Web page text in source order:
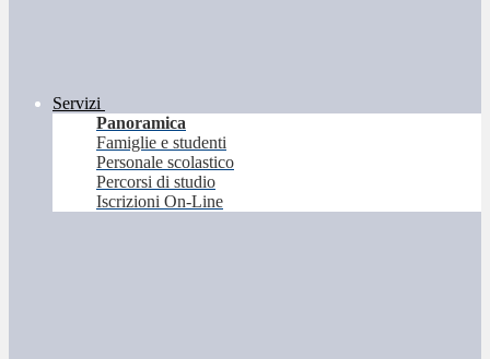
Servizi
Panoramica
Famiglie e studenti
Personale scolastico
Percorsi di studio
Iscrizioni On-Line